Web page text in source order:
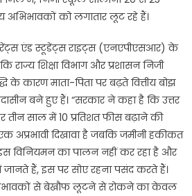
अभिभावकों को लगातार लूट रहे हैं।
एंड स्टूडेंट्स राइट्स (एनएपीएसआर) के
राज्य शिक्षा विभाग और प्रशासन निजी
के कारण माता-पिता पर बढ़ते वित्तीय बोझ
बने हुए हैं। “सरकार ने कहा है कि उत्तर
साल में 10 प्रतिशत फीस बढ़ाने की
अप्रभावी दिखावा है जबकि जमीनी हकीकत
विनियमन का पालन नहीं कर रहा है और
जानते हैं, इस पर सोए रहना पसंद करते हैं।
से बेखौफ लूटने से रोकने का केवल